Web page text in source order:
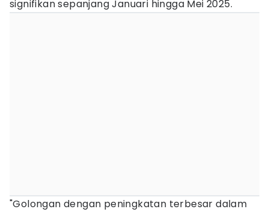
signifikan sepanjang Januari hingga Mei 2025.
"Golongan dengan peningkatan terbesar dalam